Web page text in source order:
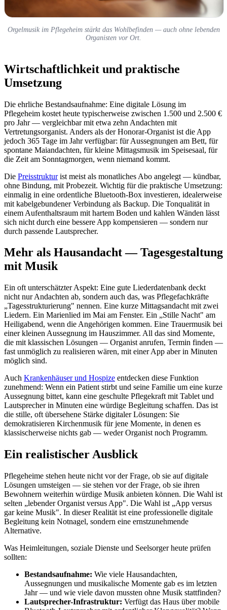
Orgelmusik im Pflegeheim stärkt das Wohlbefinden — auch ohne lebenden
Organisten vor Ort.
Wirtschaftlichkeit und praktische
Umsetzung
Die ehrliche Bestandsaufnahme: Eine digitale Lösung im
Pflegeheim kostet heute typischerweise zwischen 1.500 und 2.500 €
pro Jahr — vergleichbar mit etwa zehn Andachten mit
Vertretungsorganist. Anders als der Honorar-Organist ist die App
jedoch 365 Tage im Jahr verfügbar: für Aussegnungen am Bett, für
spontane Maiandachten, für kleine Mittagsmusik im Speisesaal, für
die Zeit am Sonntagmorgen, wenn niemand kommt.
Die Preisstrukturist meist als monatliches Abo angelegt — kündbar,
ohne Bindung, mit Probezeit. Wichtig für die praktische Umsetzung:
einmalig in eine ordentliche Bluetooth-Box investieren, idealerweise
mit kabelgebundener Verbindung als Backup. Die Tonqualität in
einem Aufenthaltsraum mit hartem Boden und kahlen Wänden lässt
sich nicht durch eine bessere App kompensieren — sondern nur
durch passende Lautsprecher.
Mehr als Hausandacht — Tagesgestaltung
mit Musik
Ein oft unterschätzter Aspekt: Eine gute Liederdatenbank deckt
nicht nur Andachten ab, sondern auch das, was Pflegefachkräfte
„Tagesstrukturierung" nennen. Eine kurze Mittagsandacht mit zwei
Liedern. Ein Marienlied im Mai am Fenster. Ein „Stille Nacht" am
Heiligabend, wenn die Angehörigen kommen. Eine Trauermusik bei
einer kleinen Aussegnung im Hauszimmer. All das sind Momente,
die mit klassischen Lösungen — Organist anrufen, Termin finden —
fast unmöglich zu realisieren wären, mit einer App aber in Minuten
möglich sind.
Auch Krankenhäuser und Hospize entdecken diese Funktion
zunehmend: Wenn ein Patient stirbt und seine Familie um eine kurze
Aussegnung bittet, kann eine geschulte Pflegekraft mit Tablet und
Lautsprecher in Minuten eine würdige Begleitung schaffen. Das ist
die stille, oft übersehene Stärke digitaler Lösungen: Sie
demokratisieren Kirchenmusik für jene Momente, in denen es
klassischerweise nichts gab — weder Organist noch Programm.
Ein realistischer Ausblick
Pflegeheime stehen heute nicht vor der Frage, ob sie auf digitale
Lösungen umsteigen — sie stehen vor der Frage, ob sie ihren
Bewohnern weiterhin würdige Musik anbieten können. Die Wahl ist
selten „lebender Organist versus App". Die Wahl ist „App versus
gar keine Musik". In dieser Realität ist eine professionelle digitale
Begleitung kein Notnagel, sondern eine ernstzunehmende
Alternative.
Was Heimleitungen, soziale Dienste und Seelsorger heute prüfen
sollten:
Bestandsaufnahme: Wie viele Hausandachten,
Aussegnungen und musikalische Momente gab es im letzten
Jahr — und wie viele davon mussten ohne Musik stattfinden?
Lautsprecher-Infrastruktur: Verfügt das Haus über mobile